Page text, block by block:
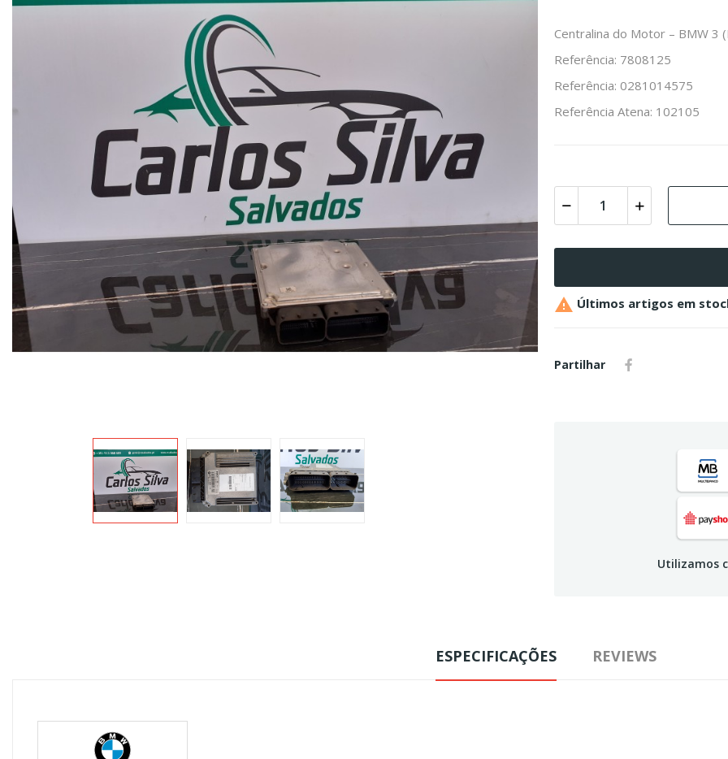
Centralina do Motor – BMW 3
Referência: 7808125
Referência: 0281014575
Referência Atena: 102105
 Últimos artigos em
Partilhar
Utilizamos
ESPECIFICAÇÕES REVIEWS